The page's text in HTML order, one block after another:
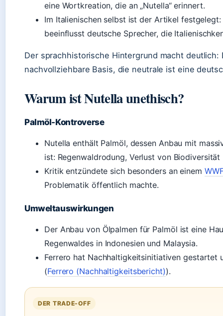
eine Wortkreation, die an „Nutella“ erinnert.
Im Italienischen selbst ist der Artikel festgelegt:
beeinflusst deutsche Sprecher, die
Der sprachhistorische Hintergrund macht deutlich:
nachvollziehbare Basis, die neutrale ist eine
Warum ist Nutella unethisch?
Palmöl-Kontroverse
Nutella enthält Palmöl, dessen Anbau mit
ist: Regenwaldrodung, Verlust von Biodiversität
Kritik entzündete sich besonders an einem
Problematik öffentlich machte.
Umweltauswirkungen
Der Anbau von Ölpalmen für Palmöl ist eine
Regenwaldes in Indonesien und Malaysia.
Ferrero hat Nachhaltigkeitsinitiativen
(Ferrero (Nachhaltigkeitsbericht)).
DER TRADE-OFF